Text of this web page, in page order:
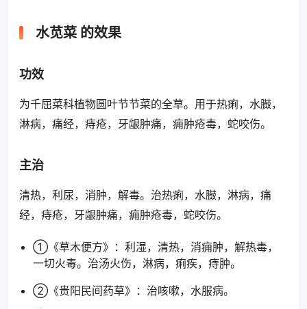
水苋菜 的效果
功效
为千屈菜科植物圆叶节节菜的全草。用于热痢，水臌，
淋病，痛经，痔疮，牙龈肿痛，痈肿疮毒，蛇咬伤。
主治
清热，利尿，消肿，解毒。治热痢，水臌，淋病，痛
经，痔疮，牙龈肿痛，痈肿疮毒，蛇咬伤。
①《草木便方》：利湿，清热，消痈肿，解热毒，
一切火毒。治汤火伤，淋病，痢疾，痔肿。
②《贵阳民间药草》：治咳嗽，水服病。